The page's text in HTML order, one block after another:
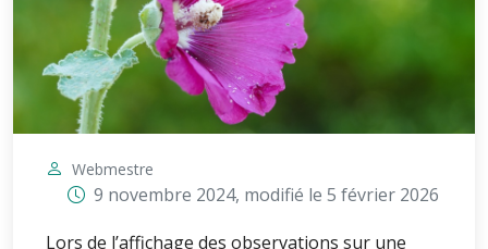
Webmestre
9 novembre 2024, modifié le 5 février 2026
Lors de l’affichage des observations sur une